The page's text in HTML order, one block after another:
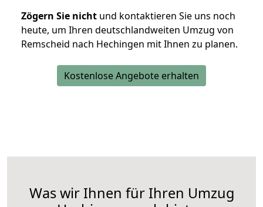
Zögern Sie nicht und kontaktieren Sie uns noch
heute, um Ihren deutschlandweiten Umzug von
Remscheid nach Hechingen mit Ihnen zu planen.
Kostenlose Angebote erhalten
Was wir Ihnen für Ihren Umzug